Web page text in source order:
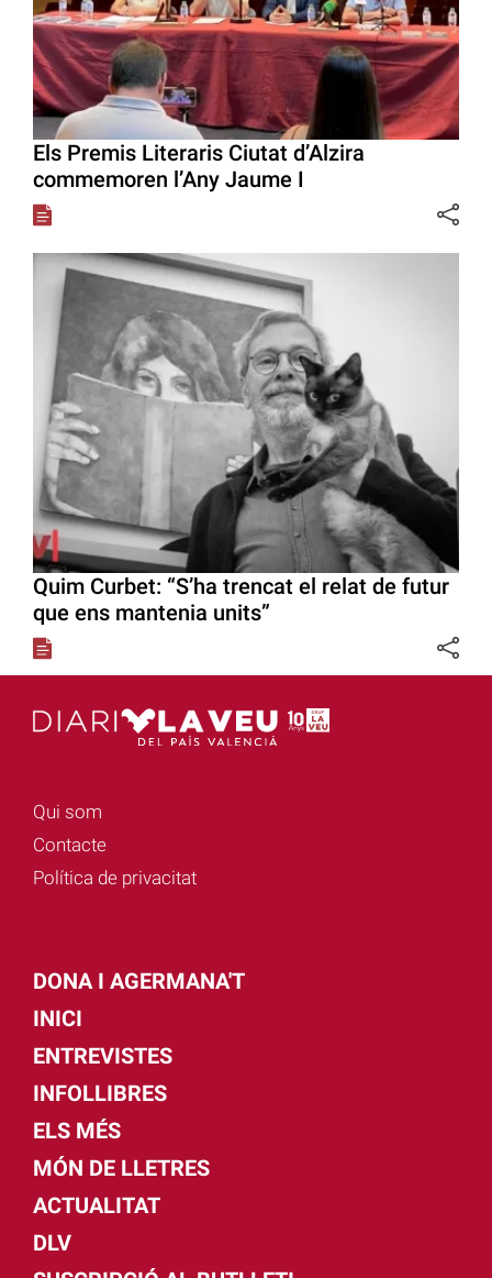
Els Premis Literaris Ciutat d’Alzira
commemoren l’Any Jaume I
Quim Curbet: “S’ha trencat el relat de futur
que ens mantenia units”
Qui som
Contacte
Política de privacitat
DONA I AGERMANA'T
INICI
ENTREVISTES
INFOLLIBRES
ELS MÉS
MÓN DE LLETRES
ACTUALITAT
DLV